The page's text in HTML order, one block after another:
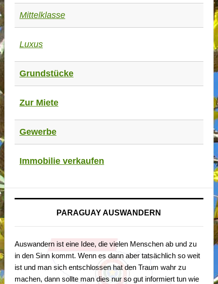
Mittelklasse
Luxus
Grundstücke
Zur Miete
Gewerbe
Immobilie verkaufen
PARAGUAY AUSWANDERN
Auswandern ist eine Idee, die vielen Menschen ab und zu
in den Sinn kommt. Wenn es dann aber tatsächlich so weit
ist und man sich entschlossen hat den Traum wahr zu
machen, dann sollte man dies nur so gut informiert tun wie